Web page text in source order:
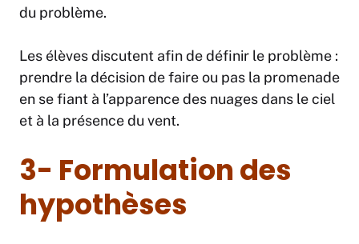
du problème.
Les élèves discutent afin de définir le problème :
prendre la décision de faire ou pas la promenade
en se fiant à l’apparence des nuages dans le ciel
et à la présence du vent.
3- Formulation des
hypothèses